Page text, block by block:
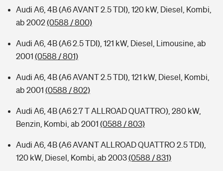
Audi A6, 4B (A6 AVANT 2.5 TDI), 120 kW, Diesel, Kombi,
ab 2002(0588 / 800)
Audi A6, 4B (A6 2.5 TDI), 121 kW, Diesel, Limousine, ab
2001 (0588 / 801)
Audi A6, 4B (A6 AVANT 2.5 TDI), 121 kW, Diesel, Kombi,
ab 2001 (0588 / 802)
Audi A6, 4B (A6 2.7 T ALLROAD QUATTRO), 280 kW,
Benzin, Kombi, ab 2001 (0588 / 803)
Audi A6, 4B (A6 AVANT ALLROAD QUATTRO 2.5 TDI),
120 kW, Diesel, Kombi, ab 2003(0588 / 831)